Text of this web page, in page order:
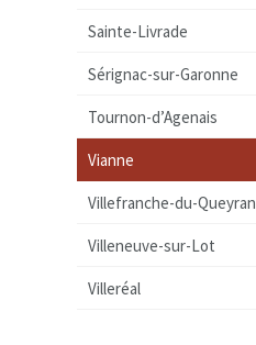
Sainte-Livrade
Sérignac-sur-Garonne
Tournon-d’Agenais
Vianne
Villefranche-du-Queyran
Villeneuve-sur-Lot
Villeréal